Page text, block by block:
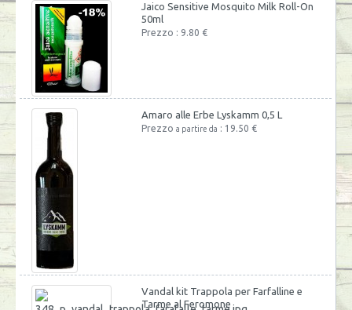
Jaico Sensitive Mosquito Milk Roll-On
50ml
Prezzo : 9.80 €
Amaro alle Erbe Lyskamm 0,5 L
Prezzoa partire da : 19.50 €
Vandal kit Trappola per Farfalline e
Tarme al Feromone